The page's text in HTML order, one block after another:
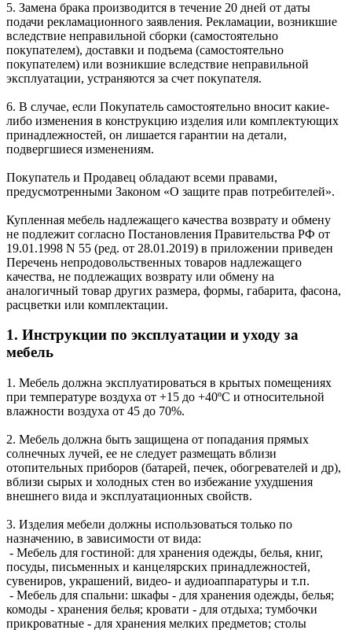
5. Замена брака производится в течение 20 дней от даты
подачи рекламационного заявления. Рекламации, возникшие
вследствие неправильной сборки (самостоятельно
покупателем), доставки и подъема (самостоятельно
покупателем) или возникшие вследствие неправильной
эксплуатации, устраняются за счет покупателя.
6. В случае, если Покупатель самостоятельно вносит какие-
либо изменения в конструкцию изделия или комплектующих
принадлежностей, он лишается гарантии на детали,
подвергшиеся изменениям.
Покупатель и Продавец обладают всеми правами,
предусмотренными Законом «О защите прав потребителей».
Купленная мебель надлежащего качества возврату и обмену
не подлежит согласно Постановления Правительства РФ от
19.01.1998 N 55 (ред. от 28.01.2019) в приложении приведен
Перечень непродовольственных товаров надлежащего
качества, не подлежащих возврату или обмену на
аналогичный товар других размера, формы, габарита, фасона,
расцветки или комплектации.
1. Инструкции по эксплуатации и уходу за
мебель
1. Мебель должна эксплуатироваться в крытых помещениях
при температуре воздуха от +15 до +40ºС и относительной
влажности воздуха от 45 до 70%.
2. Мебель должна быть защищена от попадания прямых
солнечных лучей, ее не следует размещать вблизи
отопительных приборов (батарей, печек, обогревателей и др),
вблизи сырых и холодных стен во избежание ухудшения
внешнего вида и эксплуатационных свойств.
3. Изделия мебели должны использоваться только по
назначению, в зависимости от вида:
- Мебель для гостиной: для хранения одежды, белья, книг,
посуды, письменных и канцелярских принадлежностей,
сувениров, украшений, видео- и аудиоаппаратуры и т.п.
- Мебель для спальни: шкафы - для хранения одежды, белья;
комоды - хранения белья; кровати - для отдыха; тумбочки
прикроватные - для хранения мелких предметов; столы